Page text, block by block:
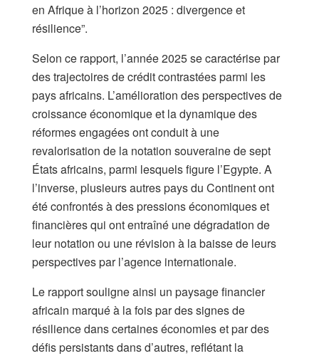
en Afrique à l’horizon 2025 : divergence et
résilience”.
Selon ce rapport, l’année 2025 se caractérise par
des trajectoires de crédit contrastées parmi les
pays africains. L’amélioration des perspectives de
croissance économique et la dynamique des
réformes engagées ont conduit à une
revalorisation de la notation souveraine de sept
États africains, parmi lesquels figure l’Egypte. A
l’inverse, plusieurs autres pays du Continent ont
été confrontés à des pressions économiques et
financières qui ont entraîné une dégradation de
leur notation ou une révision à la baisse de leurs
perspectives par l’agence internationale.
Le rapport souligne ainsi un paysage financier
africain marqué à la fois par des signes de
résilience dans certaines économies et par des
défis persistants dans d’autres, reflétant la